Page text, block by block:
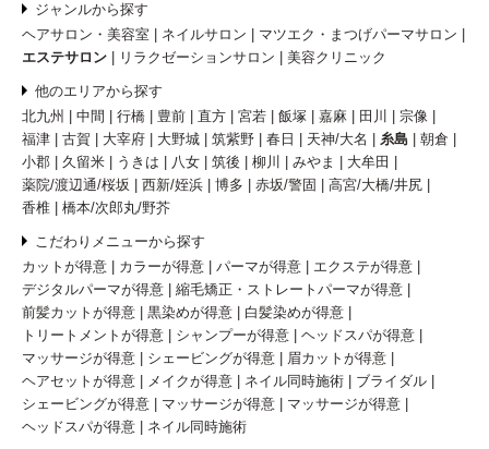
ジャンルから探す
ヘアサロン・美容室
ネイルサロン
マツエク・まつげパーマサロン
エステサロン
リラクゼーションサロン 美容クリニック
他のエリアから探す
北九州
中間 行橋 豊前 直方 宮若 飯塚 嘉麻 田川
宗像
福津
古賀 大宰府 大野城 筑紫野 春日 天神/大名 糸島
朝倉
小郡
久留米 うきは 八女 筑後 柳川 みやま
大牟田
薬院/渡辺通/桜坂
西新/姪浜 博多 赤坂/警固
高宮/大橋/井尻
香椎
橋本/次郎丸/野芥
こだわりメニューから探す
カットが得意
カラーが得意 パーマが得意
エクステが得意
デジタルパーマが得意
縮毛矯正・ストレートパーマが得意
前髪カットが得意
黒染めが得意
白髪染めが得意
トリートメントが得意
シャンプーが得意
ヘッドスパが得意
マッサージが得意
シェービングが得意
眉カットが得意
ヘアセットが得意
メイクが得意 ネイル同時施術
ブライダル
シェービングが得意
マッサージが得意
マッサージが得意
ヘッドスパが得意
ネイル同時施術